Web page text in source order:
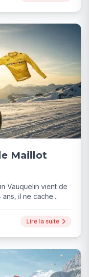
Maillot
Vauquelin vient de
il ne cache...
Lire la suite